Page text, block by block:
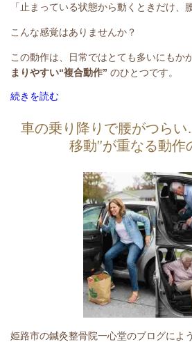
「止まっている状態から動くときだけ、
こんな感覚はありませんか？
この動作は、 日常ではとても多いにもか
まりやすい“複合動作” のひとつです。
続きを読む
車の乗り降りで腰がつら
移動”が重なる動作
姫路市の鍼灸整骨院一心堂のブログによ